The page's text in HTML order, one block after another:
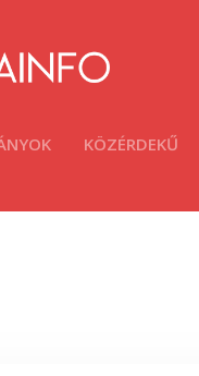
KÖZÉRDEKŰ